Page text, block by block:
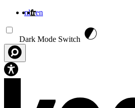
nlfren
Dark Mode Switch